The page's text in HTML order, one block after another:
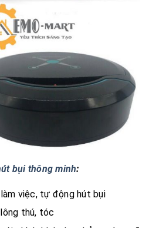
bụi thông minh:
việc, tự động hút bụi
thú, tóc